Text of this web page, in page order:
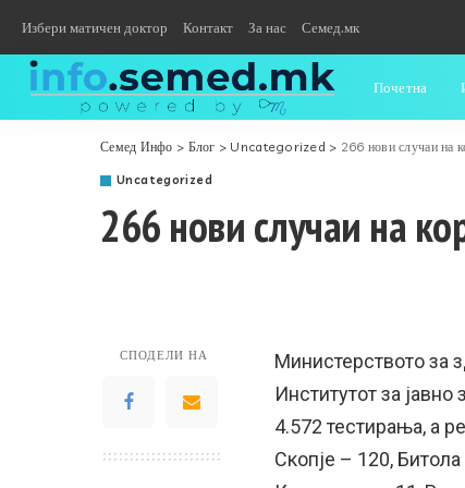
Избери матичен доктор Контакт За нас Семед.мк
Почетна
Семед Инфо > Блог > Uncategorized > 266 нови случаи на
Uncategorized
266 нови случаи на
СПОДЕЛИ НА
Министерството за
Институтот за
4.572 тестирања, а
Скопје – 120,